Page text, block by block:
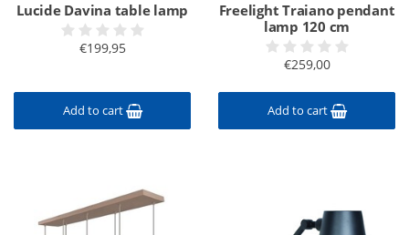
Lucide Davina table lamp
€199,95
Add to cart
Freelight Traiano pendant
lamp 120 cm
€259,00
Add to cart